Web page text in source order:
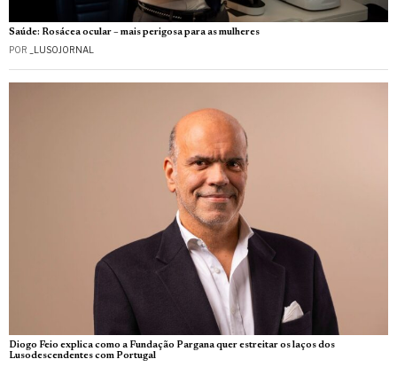
Saúde: Rosácea ocular – mais perigosa para as mulheres
POR _LUSOJORNAL
Diogo Feio explica como a Fundação Pargana quer estreitar os laços dos
Lusodescendentes com Portugal